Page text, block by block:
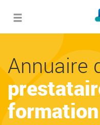
Toggle
Annuaire
formation